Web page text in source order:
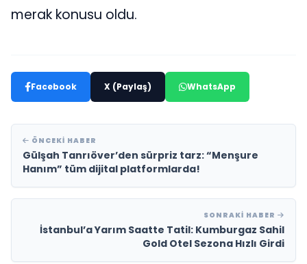
merak konusu oldu.
Facebook X (Paylaş) WhatsApp
ÖNCEKI HABER
Gülşah Tanrıöver’den sürpriz tarz: “Menşure
Hanım” tüm dijital platformlarda!
SONRAKI HABER
İstanbul’a Yarım Saatte Tatil: Kumburgaz Sahil
Gold Otel Sezona Hızlı Girdi